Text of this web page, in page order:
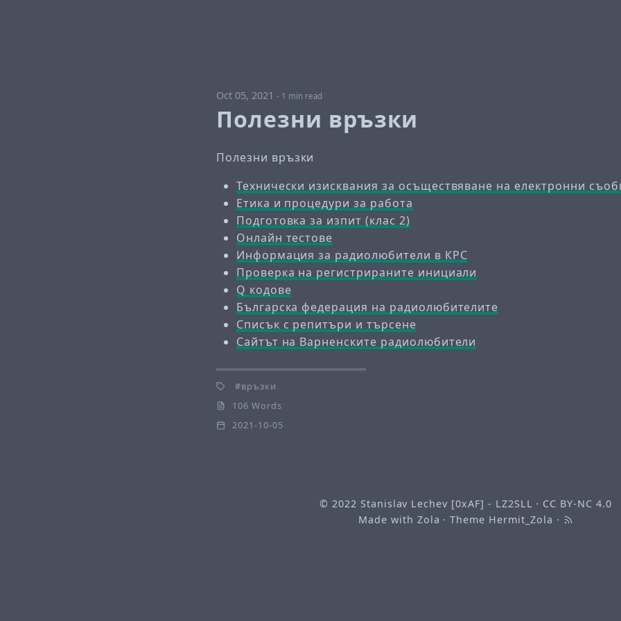
Oct 05, 2021 - 1 min read
Полезни връзки
Полезни връзки
Технически изисквания за осъществяване на електронни
Етика и процедури за работа
Подготовка за изпит (клас 2)
Онлайн тестове
Информация за радиолюбители в КРС
Проверка на регистрираните инициали
Q кодове
Българска федерация на радиолюбителите
Списък с репитъри и търсене
Сайтът на Варненските радиолюбители
връзки
106 Words
2021-10-05
© 2022 Stanislav Lechev [0xAF] - LZ2SLL · CC BY-NC 4.0
Made with Zola · Theme Hermit_Zola ·